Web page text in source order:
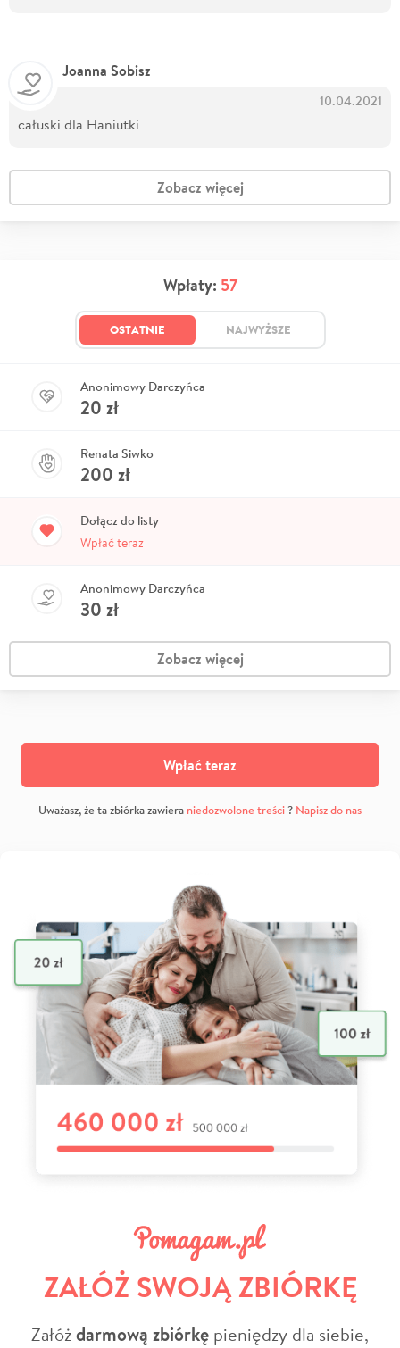
Joanna Sobisz
10.04.2021
całuski dla Haniutki
Zobacz więcej
Wpłaty: 57
OSTATNIE NAJWYŻSZE
Anonimowy Darczyńca
20 zł
Renata Siwko
200 zł
Dołącz do listy
Wpłać teraz
Anonimowy Darczyńca
30 zł
Zobacz więcej
Wpłać teraz
Uważasz, że ta zbiórka zawiera niedozwolone treści? Napisz do nas
ZAŁÓŻ SWOJĄ ZBIÓRKĘ
Załóżdarmową zbiórkę pieniędzy dla siebie,